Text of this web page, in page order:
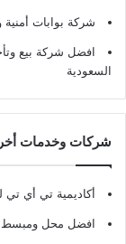
شركة بوابات
افضل شركة بيع
السعودية
شركات وخدمات
أكاديمية تي أي تي
افضل محل ومبسط